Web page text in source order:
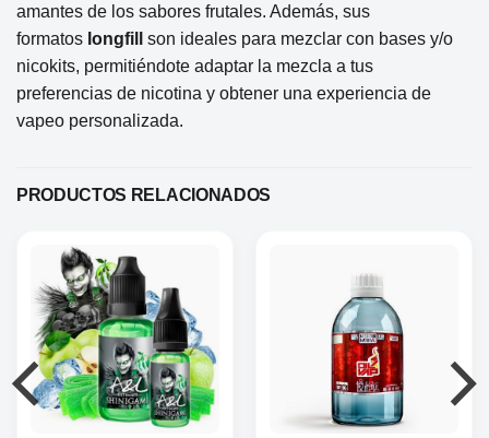
amantes de los sabores frutales. Además, sus
formatos longfill
son ideales para mezclar con bases y/o
nicokits, permitiéndote adaptar la mezcla a tus
preferencias de nicotina y obtener una experiencia de
vapeo personalizada.
PRODUCTOS RELACIONADOS